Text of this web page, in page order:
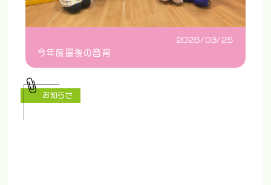
2026/03/25
今年度最後の音育
お知らせ